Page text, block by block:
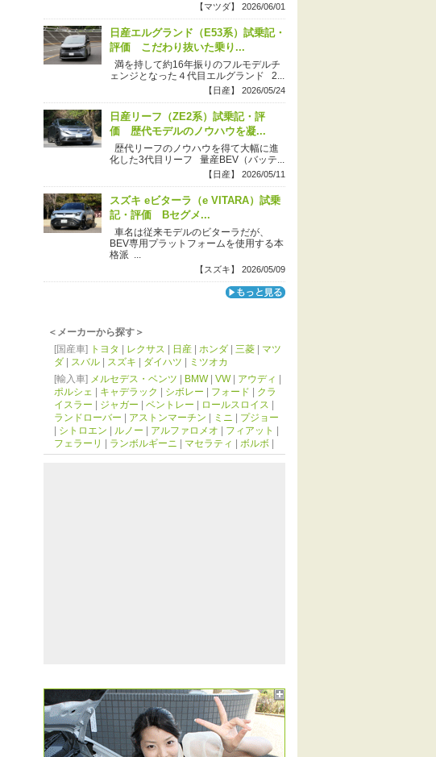
【マツダ】 2026/06/01
日産エルグランド（E53系）試乗記・
評価 こだわり抜いた乗り...
満を持して約16年振りのフルモデルチ
ェンジとなった４代目エルグランド 2...
【日産】 2026/05/24
日産リーフ（ZE2系）試乗記・評
価 歴代モデルのノウハウを凝...
歴代リーフのノウハウを得て大幅に進
化した3代目リーフ 量産BEV（バッテ...
【日産】 2026/05/11
スズキ eビターラ（e VITARA）試乗
記・評価 Bセグメ...
車名は従来モデルのビターラだが、
BEV専用プラットフォームを使用する本
格派 ...
【スズキ】 2026/05/09
＜メーカーから探す＞
[国産車] トヨタ レクサス 日産 ホンダ 三菱
マツ
ダ
スバル スズキ ダイハツ
ミツオカ
[輸入車] メルセデス・ベンツ BMW| VW| アウディ
ポルシェ
キャデラック シボレー フォード
クラ
イスラー
ジャガー ベントレー ロールスロイス
ランドローバー
アストンマーチン ミニ
プジョー
シトロエン ルノー アルファロメオ フィアット
フェラーリ
ランボルギーニ マセラティ ボルボ